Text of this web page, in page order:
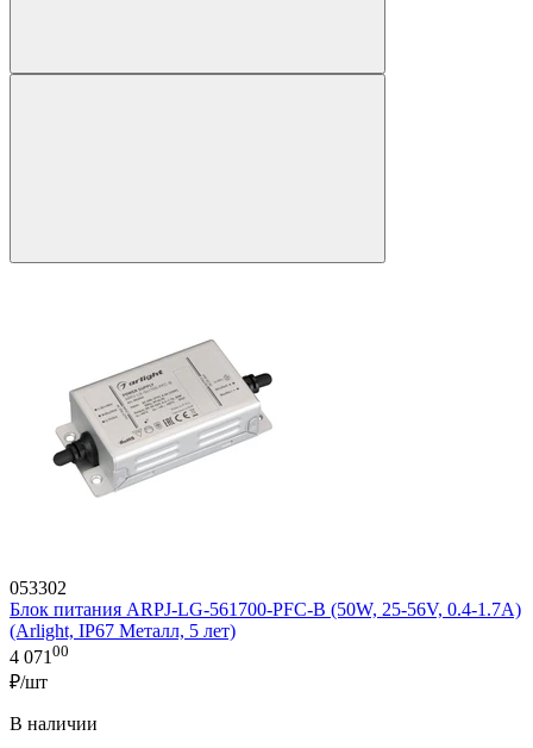
053302
Блок питания ARPJ-LG-561700-PFC-B (50W, 25-56V, 0.4-1.7A)
(Arlight, IP67 Металл, 5 лет)
4 071 00
₽/шт
В наличии